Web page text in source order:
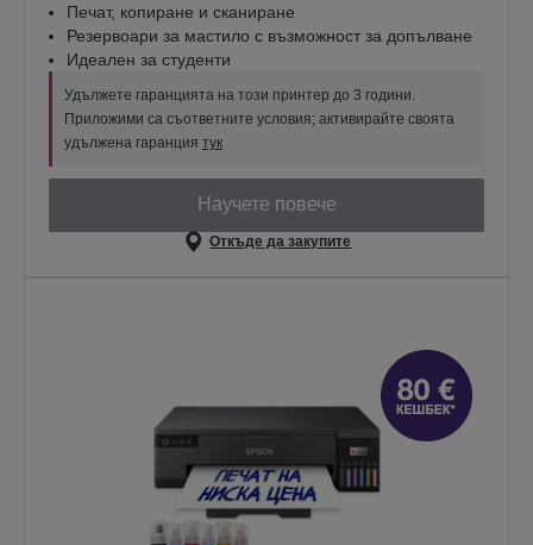
Печат, копиране и сканиране
Резервоари за мастило с възможност за допълване
Идеален за студенти
Удължете гаранцията на този принтер до 3 години.
Приложими са съответните условия; активирайте своята
удължена гаранция тук
Научете повече
Откъде да закупите